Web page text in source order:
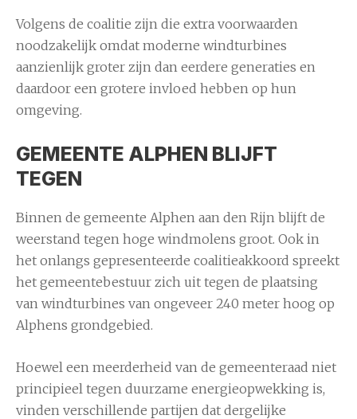
Volgens de coalitie zijn die extra voorwaarden
noodzakelijk omdat moderne windturbines
aanzienlijk groter zijn dan eerdere generaties en
daardoor een grotere invloed hebben op hun
omgeving.
GEMEENTE ALPHEN BLIJFT
TEGEN
Binnen de gemeente Alphen aan den Rijn blijft de
weerstand tegen hoge windmolens groot. Ook in
het onlangs gepresenteerde coalitieakkoord spreekt
het gemeentebestuur zich uit tegen de plaatsing
van windturbines van ongeveer 240 meter hoog op
Alphens grondgebied.
Hoewel een meerderheid van de gemeenteraad niet
principieel tegen duurzame energieopwekking is,
vinden verschillende partijen dat dergelijke